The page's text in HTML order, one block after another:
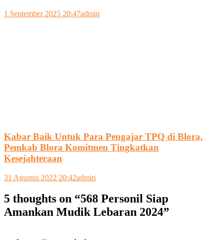
1 September 2025 20:47admin
Kabar Baik Untuk Para Pengajar TPQ di Blora,
Pemkab Blora Komitmen Tingkatkan
Kesejahteraan
31 Agustus 2022 20:42admin
5 thoughts on “568 Personil Siap
Amankan Mudik Lebaran 2024”